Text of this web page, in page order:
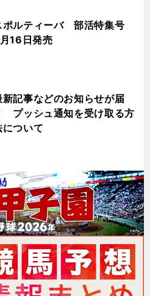
ポルティーバ 部活特集号
16日発売
新記事などのお知らせが届
プッシュ通知を受け取る方
について